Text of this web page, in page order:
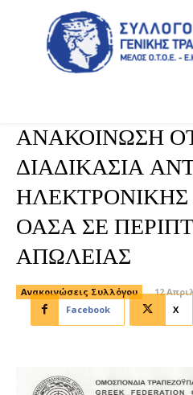
ΑΝΑΚΟΙΝΩΣΗ
ΔΙΑΔΙΚΑΣΙΑ
ΟΑΣΑ ΣΕ
ΑΠΩΛΕΙΑΣ
Ανακοινώσεις Συλλόγου
12
Facebook
X